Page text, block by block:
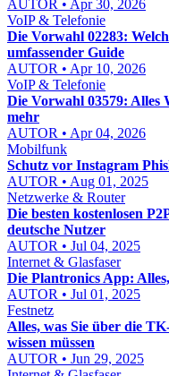
AUTOR • Apr 30, 2026
VoIP & Telefonie
Die Vorwahl 02283:
umfassender Guide
AUTOR • Apr 10, 2026
VoIP & Telefonie
Die Vorwahl 03579: Alles
mehr
AUTOR • Apr 04, 2026
Mobilfunk
Schutz vor Instagram
AUTOR • Aug 01, 2025
Netzwerke & Router
Die besten kostenlosen
deutsche Nutzer
AUTOR • Jul 04, 2025
Internet & Glasfaser
Die Plantronics App:
AUTOR • Jul 01, 2025
Festnetz
Alles, was Sie über die
wissen müssen
AUTOR • Jun 29, 2025